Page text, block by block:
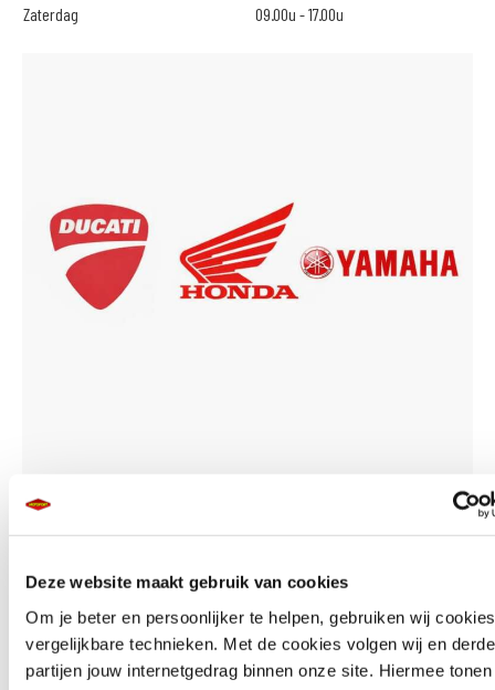
Deze website maakt gebruik van cookies
Om je beter en persoonlijker te helpen, gebruiken wij
vergelijkbare technieken. Met de cookies volgen wij en derde
partijen jouw internetgedrag binnen onze site. Hiermee
Zaterdag
09.00u - 17.00u
Dealerschappen:
MotoPort Assen is officiële dealer van Ducati, Honda en Yamaha